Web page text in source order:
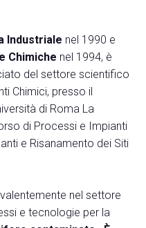
tutti i modi per
Industriale nel 1990 e
Chimiche nel 1994, è
del settore scientifico
Chimici, presso il
di Roma La
di Processi e Impianti
e Risanamento dei Siti
nel settore
e tecnologie per la